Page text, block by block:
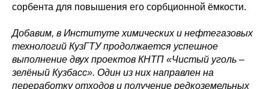
сорбента для повышения его сорбционной ёмкости.
Добавим, в Институте химических и нефтегазовых
технологий КузГТУ продолжается успешное
выполнение двух проектов КНТП «Чистый уголь –
зелёный Кузбасс». Один из них направлен на
переработку отходов и получение редкоземельных